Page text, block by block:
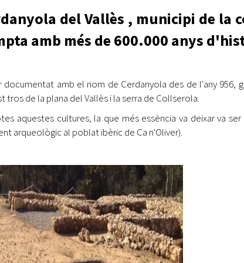
jove 2026
Cerdanyola opta a més de 5 milions d'euros del Pla de
El FIT presenta el cartell de la seva 16a edició i dona el
tret de sortida al festival
L’Ajuntament reparteix ulleres gratuïtes per veure
del Vallès , municipi de la
amb més de 600.000 anys
documentat amb el nom de Cerdanyola des de l'any
tros de la plana del Vallès i la serra de Collserola.
aquestes cultures, la que més essència va deixar va
arqueològic al poblat ibèric de Ca n'Oliver).